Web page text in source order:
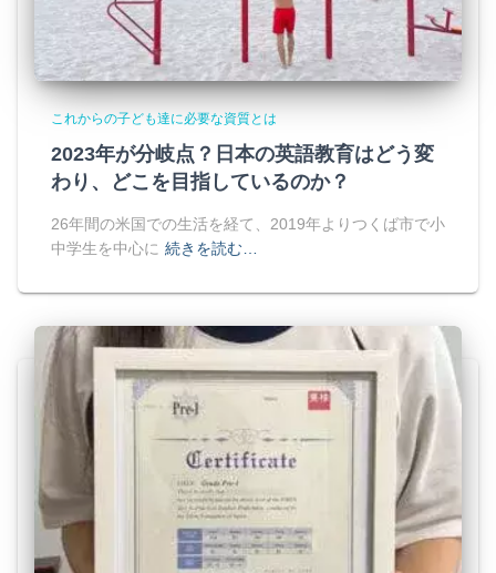
これからの子ども達に必要な資質とは
2023年が分岐点？日本の英語教育はどう変
わり、どこを目指しているのか？
26年間の米国での生活を経て、2019年よりつくば市で小
中学生を中心に 続きを読む…